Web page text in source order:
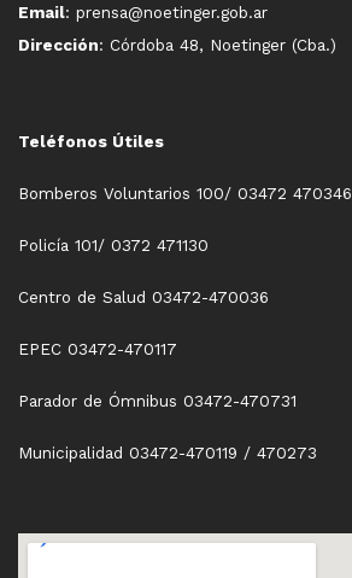
Email: prensa@noetinger.gob.ar
Dirección: Córdoba 48, Noetinger (Cba.)
Teléfonos Útiles
Bomberos Voluntarios 100/ 03472 470346
Policía 101/ 0372 471130
Centro de Salud 03472-470036
EPEC 03472-470117
Parador de Ómnibus 03472-470731
Municipalidad 03472-470119 / 470273